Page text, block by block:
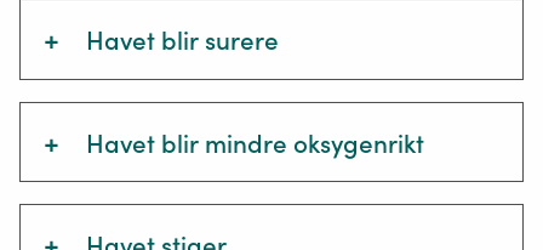
Siden 1970 har havet tatt opp mer enn 90
prosent av overskuddsvarmen i
klimasystemet.
Gjennomsnittstemperaturen ved
havoverflaten har i gjennomsnitt økt med
0.88 °C mellom de to tidsperiodene 1850-
+ Havet blir surere
Havet tar opp karbondioksid (CO2) fra
luften, som løser seg opp i vannet. Dette
gjør at konsentrasjonen av CO2 og
hydrogenioner i vannet øker.
Hydrogenionene reagerer med karbonat
+ Havet blir mindre oksygenrikt
Oksygeninnholdet i de øvre delene av